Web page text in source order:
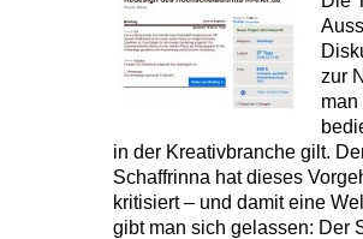
zur
man
in der Kreativbranche gilt.
Schaffrinna hat dieses
kritisiert – und damit eine
gibt man sich gelassen: Der